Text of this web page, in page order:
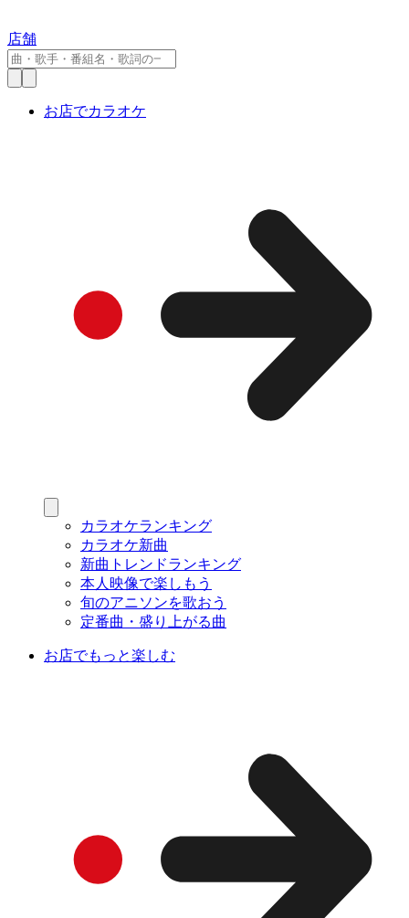
店舗
お店でカラオケ
カラオケランキング
カラオケ新曲
新曲トレンドランキング
本人映像で楽しもう
旬のアニソンを歌おう
定番曲・盛り上がる曲
お店でもっと楽しむ